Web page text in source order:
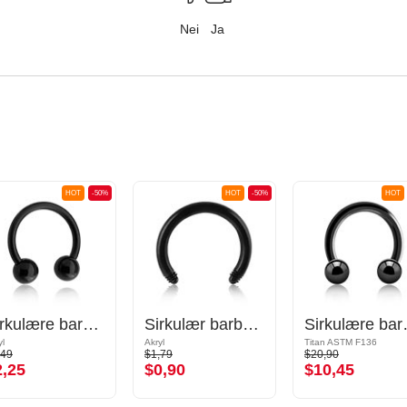
Nei Ja
-50%
HOT
Sirkulære barbeller
-50%
HOT
Sirkulær barbell-pinne
Akryl
$1,79
$0,90
HOT
Titan ASTM F136
$20,90
$10,45